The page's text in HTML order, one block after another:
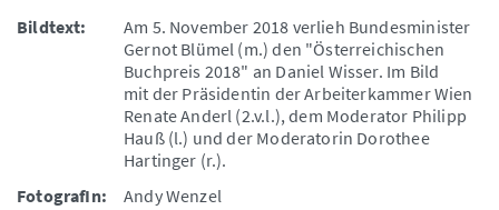
Bildtext:
Am 5. November 2018 verlieh Bundesminister
Gernot Blümel (m.) den "Österreichischen
Buchpreis 2018" an Daniel Wisser. Im Bild
mit der Präsidentin der Arbeiterkammer Wien
Renate Anderl (2.v.l.), dem Moderator Philipp
Hauß (l.) und der Moderatorin Dorothee
Hartinger (r.).
FotografIn:
Andy Wenzel